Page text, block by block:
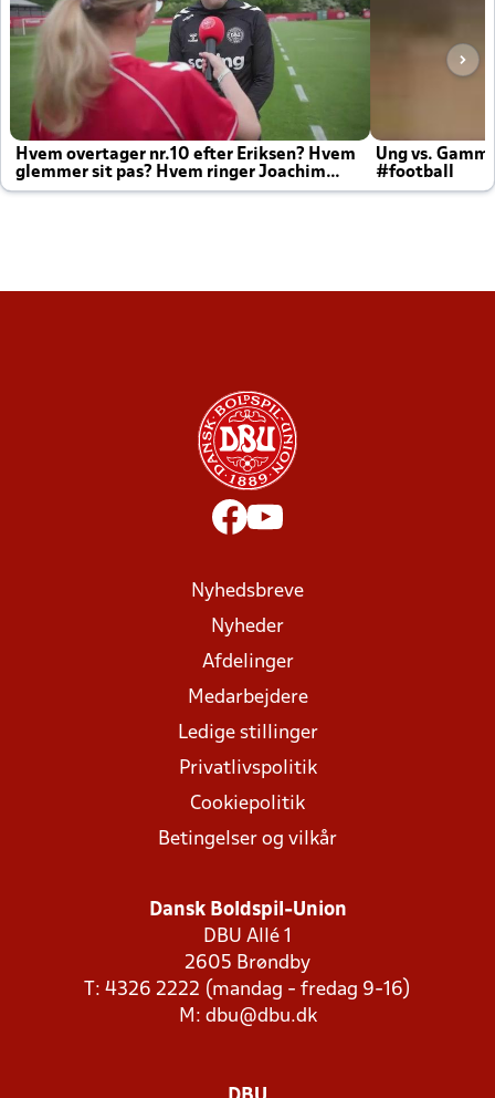
Hvem overtager nr.10 efter Eriksen? Hvem
glemmer sit pas? Hvem ringer Joachim
altid til efter kampe?
Ung vs.
#football
Nyhedsbreve
Nyheder
Afdelinger
Medarbejdere
Ledige stillinger
Privatlivspolitik
Cookiepolitik
Betingelser og vilkår
Dansk Boldspil-Union
DBU Allé 1
2605 Brøndby
T: 4326 2222 (mandag - fredag 9-16)
M: dbu@dbu.dk